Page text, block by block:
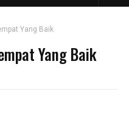
Yang Baik
Yang Baik